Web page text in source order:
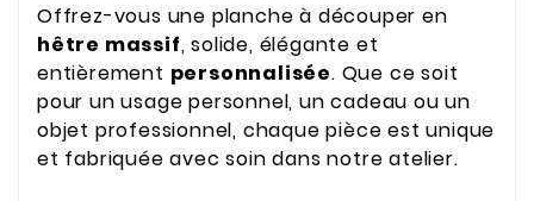
Offrez-vous une planche à découper en
hêtre massif, solide, élégante et
entièrement personnalisée. Que ce soit
pour un usage personnel, un cadeau ou un
objet professionnel, chaque pièce est unique
et fabriquée avec soin dans notre atelier.